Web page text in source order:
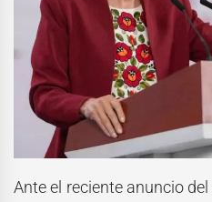
Ante el reciente anuncio